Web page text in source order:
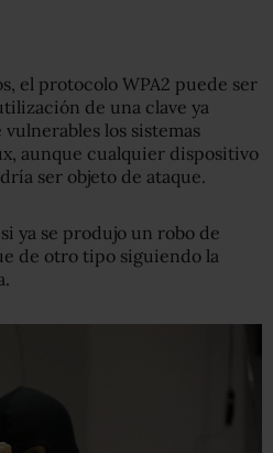
el protocolo WPA2 puede ser
de una clave ya
los sistemas
aunque cualquier dispositivo
ser objeto de ataque.
ya se produjo un robo de
de otro tipo siguiendo la